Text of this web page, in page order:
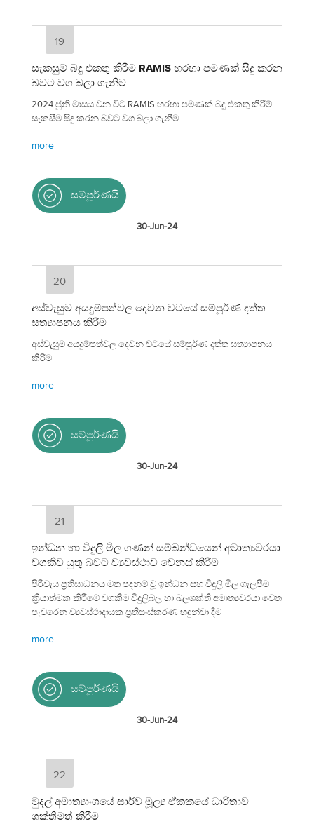
19
සැකසුම් බදු එකතු කිරීම RAMIS හරහා පමණක් සිදු කරන
බවට වග බලා ගැනීම
2024 ජූනි මාසය වන විට RAMIS හරහා පමණක් බදු එකතු කිරීම්
සැකසීම සිදු කරන බවට වග බලා ගැනීම
more
සම්පූර්ණයි
30-Jun-24
20
අස්වැසුම අයදුම්පත්වල දෙවන වටයේ සම්පූර්ණ දත්ත
සත්‍යාපනය කිරීම
අස්වැසුම අයදුම්පත්වල දෙවන වටයේ සම්පූර්ණ දත්ත සත්‍යාපනය
කිරීම
more
සම්පූර්ණයි
30-Jun-24
21
ඉන්ධන හා විදුලි මිල ගණන් සම්බන්ධයෙන් අමාත්‍යවරයා
වගකිව යුතු බවට ව්‍යවස්ථාව වෙනස් කිරීම
පිරිවැය ප්‍රතිසාධනය මත පදනම් වූ ඉන්ධන සහ විදුලි මිල ගැලපීම්
ක්‍රියාත්මක කිරීමේ වගකීම විදුලිබල හා බලශක්ති අමාත්‍යවරයා වෙත
පැවරෙන ව්‍යවස්ථාදායක ප්‍රතිසංස්කරණ හඳුන්වා දීම
more
සම්පූර්ණයි
30-Jun-24
22
මුදල් අමාත්‍යාංශයේ සාර්ව මූල්‍ය ඒකකයේ ධාරිතාව
ශක්තිමත් කිරීම